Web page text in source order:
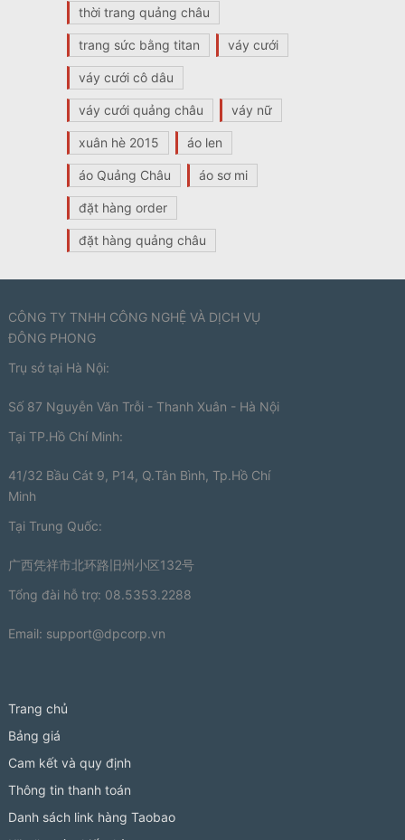
thời trang quảng châu
trang sức bằng titan váy cưới
váy cưới cô dâu
váy cưới quảng châu váy nữ
xuân hè 2015 áo len
áo Quảng Châu áo sơ mi
đặt hàng order
đặt hàng quảng châu
CÔNG TY TNHH CÔNG NGHỆ VÀ DỊCH VỤ
ĐÔNG PHONG
Trụ sở tại Hà Nội:
Số 87 Nguyễn Văn Trỗi - Thanh Xuân - Hà Nội
Tại TP.Hồ Chí Minh:
41/32 Bầu Cát 9, P14, Q.Tân Bình, Tp.Hồ Chí
Minh
Tại Trung Quốc:
广西凭祥市北环路旧州小区132号
Tổng đài hỗ trợ: 08.5353.2288
Email: support@dpcorp.vn
Trang chủ
Bảng giá
Cam kết và quy định
Thông tin thanh toán
Danh sách link hàng Taobao